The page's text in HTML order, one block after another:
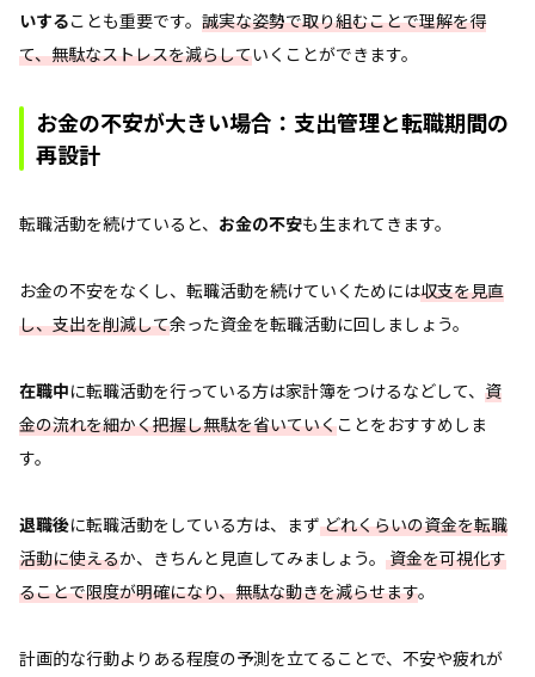
いすることも重要です。 誠実な姿勢で取り組むことで理解を得
て、無駄なストレスを減らしていくことができます。
お金の不安が大きい場合：支出管理と転職期間の
再設計
転職活動を続けていると、 お金の不安も生まれてきます。
お金の不安をなくし、転職活動を続けていくためには収支を見直
し、支出を削減して余った資金を転職活動に回しましょう。
在職中に転職活動を行っている方は家計簿をつけるなどして、 資
金の流れを細かく把握し無駄を省いていくことをおすすめしま
す。
退職後に転職活動をしている方は、まずどれくらいの資金を転職
活動に使えるか、きちんと見直してみましょう。 資金を可視化す
ることで限度が明確になり、無駄な動きを減らせます。
計画的な行動よりある程度の予測を立てることで、不安や疲れが